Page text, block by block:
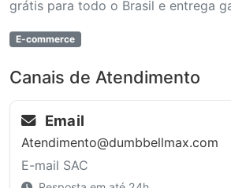
grátis para todo o Brasil e entrega
E-commerce
Canais de Atendimento
Email
Atendimento@dumbbellmax.com
E-mail SAC